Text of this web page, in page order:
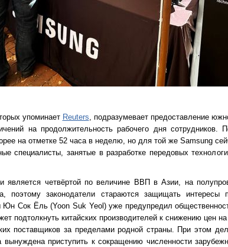
упоминает Reuters, подразумевает предоставление
на продолжительность рабочего дня
на отметке 52 часа в неделю, но для той же Samsung
специалисты, занятые в разработке передовых
является четвёртой по величине ВВП в Азии, на
поэтому законодатели стараются защищать
Сок Ёль (Yoon Suk Yeol) уже предупредил
подтолкнуть китайских производителей к снижению цен
поставщиков за пределами родной страны. При этом
приступить к сокращению численности